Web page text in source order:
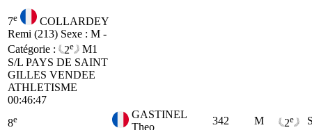
7e
COLLARDEY
Remi (213) Sexe : M -
Catégorie :
2e
M1
S/L PAYS DE SAINT
GILLES VENDEE
ATHLETISME
00:46:47
8e
GASTINEL
Theo
342 M 2e